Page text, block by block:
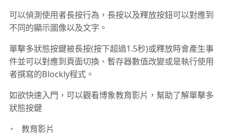
可以偵測使用者長按行為，長按以及釋放按鈕可以對應到
不同的顯示圖像以及文字。
單擊多狀態按鍵被長按(按下超過1.5秒)或釋放時會產生事
件並可以對應到頁面切換、暫存器數值改變或是執行使用
者撰寫的Blockly程式。
如欲快速入門，可以觀看博象教育影片，幫助了解單擊多
狀態按鍵
教育影片